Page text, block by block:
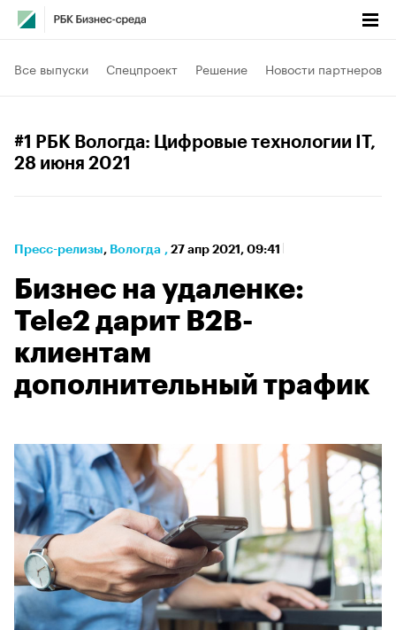
Все выпуски Спецпроект Решение Новости партнеров
#1 РБК Вологда: Цифровые технологии IT ,
28 июня 2021
Пресс-релизы⁠, Вологда , 27 апр 2021, 09:41
Бизнес на удаленке:
Tele2 дарит B2B-
клиентам
дополнительный трафик